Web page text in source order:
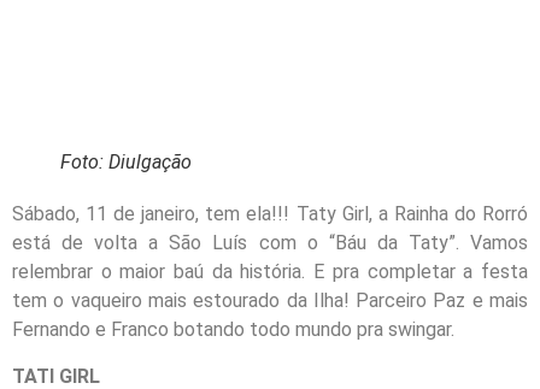
Foto: Diulgação
Sábado, 11 de janeiro, tem ela!!! Taty Girl, a Rainha do Rorró
está de volta a São Luís com o “Báu da Taty”. Vamos
relembrar o maior baú da história. E pra completar a festa
tem o vaqueiro mais estourado da Ilha! Parceiro Paz e mais
Fernando e Franco botando todo mundo pra swingar.
TATI GIRL